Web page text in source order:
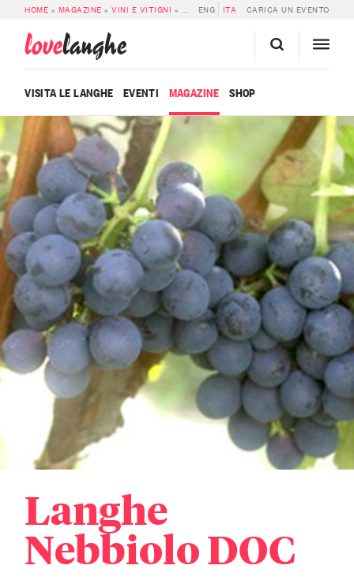
HOME » MAGAZINE »VINI E VITIGNI » LANGHE NEBBIOLO DOC
ENG ITA CARICA UN EVENTO
lovelanghe
VISITA LE LANGHE EVENTI MAGAZINE SHOP
Langhe
Nebbiolo DOC